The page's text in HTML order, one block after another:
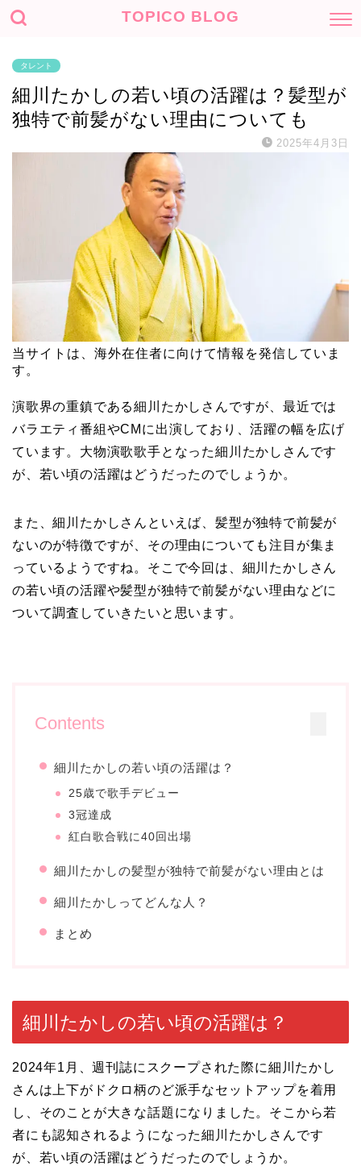
TOPICO BLOG
タレント
細川たかしの若い頃の活躍は？髪型が
独特で前髪がない理由についても
2025年4月3日
当サイトは、海外在住者に向けて情報を発信していま
す。
演歌界の重鎮である細川たかしさんですが、最近では
バラエティ番組やCMに出演しており、活躍の幅を広げ
ています。大物演歌歌手となった細川たかしさんです
が、若い頃の活躍はどうだったのでしょうか。
また、細川たかしさんといえば、髪型が独特で前髪が
ないのが特徴ですが、その理由についても注目が集ま
っているようですね。そこで今回は、細川たかしさん
の若い頃の活躍や髪型が独特で前髪がない理由などに
ついて調査していきたいと思います。
Contents
細川たかしの若い頃の活躍は？
25歳で歌手デビュー
3冠達成
紅白歌合戦に40回出場
細川たかしの髪型が独特で前髪がない理由とは
細川たかしってどんな人？
まとめ
細川たかしの若い頃の活躍は？
2024年1月、週刊誌にスクープされた際に細川たかし
さんは上下がドクロ柄のど派手なセットアップを着用
し、そのことが大きな話題になりました。そこから若
者にも認知されるようになった細川たかしさんです
が、若い頃の活躍はどうだったのでしょうか。